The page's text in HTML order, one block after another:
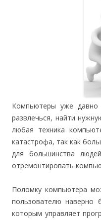
Компьютеры уже
развлечься, найти
любая техника
катастрофа, так как
для большинства
отремонтировать
Поломку компьютера
пользователю наверно
которым управляет